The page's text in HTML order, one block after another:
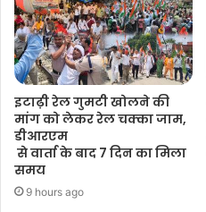
इटाढ़ी रेल गुमटी खोलने की
मांग को लेकर रेल चक्का जाम,
डीआरएम
से वार्ता के बाद 7 दिन का मिला
समय
9 hours ago